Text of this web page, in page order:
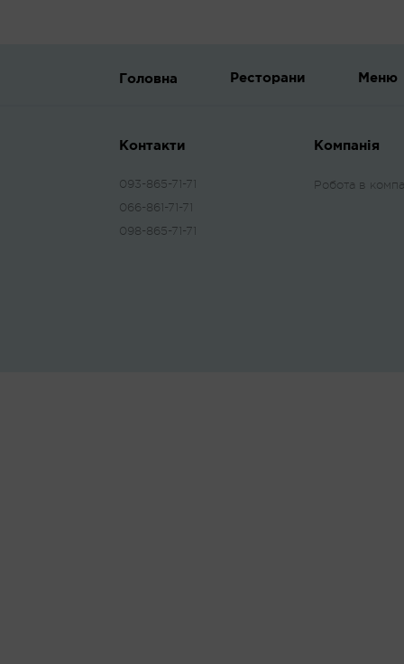
Головна Ресторани Меню
Контакти
093-865-71-71
066-861-71-71
098-865-71-71
Компанія
Робота в